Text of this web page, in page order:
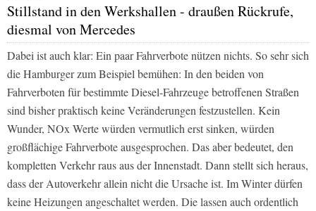
Stillstand in den Werkshallen - draußen Rückrufe,
diesmal von Mercedes
Dabei ist auch klar: Ein paar Fahrverbote nützen nichts. So sehr sich
die Hamburger zum Beispiel bemühen: In den beiden von
Fahrverboten für bestimmte Diesel-Fahrzeuge betroffenen Straßen
sind bisher praktisch keine Veränderungen festzustellen. Kein
Wunder, NOx Werte würden vermutlich erst sinken, würden
großflächige Fahrverbote ausgesprochen. Das aber bedeutet, den
kompletten Verkehr raus aus der Innenstadt. Dann stellt sich heraus,
dass der Autoverkehr allein nicht die Ursache ist. Im Winter dürfen
keine Heizungen angeschaltet werden. Die lassen auch ordentlich